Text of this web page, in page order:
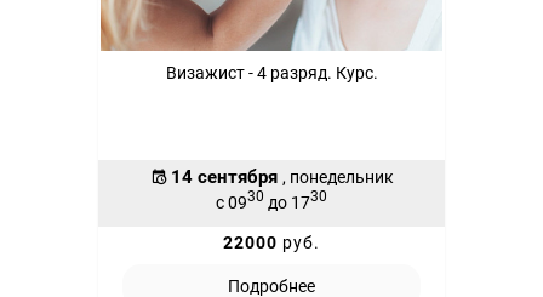
Визажист - 4 разряд. Курс.
14 сентября , понедельник
с 0930 до 1730
22000 руб.
Подробнее